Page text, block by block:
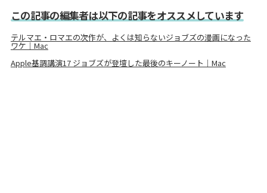
この記事の編集者は以下の記事をオススメしています
テルマエ・ロマエの次作が、よくは知らないジョブズの漫画になった
ワケ｜Mac
Apple基調講演17 ジョブズが登壇した最後のキーノート｜Mac